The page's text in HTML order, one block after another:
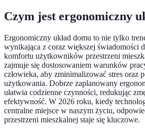
Czym jest ergonomiczny
Ergonomiczny układ domu to nie tylko
wynikająca z coraz większej świadomości
komfortu użytkowników przestrzeni
zajmuje się dostosowaniem warunków
człowieka, aby zminimalizować stres oraz
użytkowania. Dobrze zaplanowany
ułatwia codzienne czynności, redukując
efektywność. W 2026 roku, kiedy
centralne miejsce w naszym życiu,
przestrzeni mieszkalnej staje się kluczowe.